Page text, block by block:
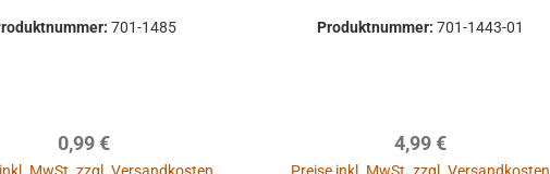
Produkte
701-1485
Regulärer Preis:
0,99 €
Dellen oder Kratzer und sind kein
Produktnummer:701-1443-01
Regulärer Preis:
4,99 €